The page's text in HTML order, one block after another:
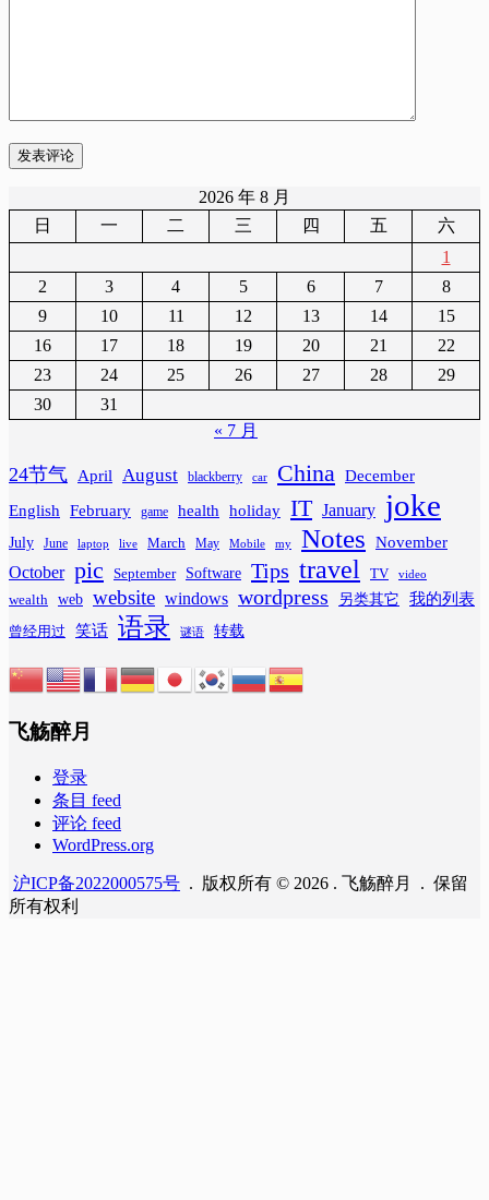
发表评论
2026 年 8 月
日
一 二 三 四 五
六
1
2
3 4 5 6 7
8
9
10 11 12 13 14
15
16
17 18 19 20 21
22
23
24 25 26 27 28
29
30
31
« 7 月
24节气 April August blackberry car China December
English February game health holiday IT January joke
July June laptop live March May Mobile my Notes November
October pic September Software Tips travel TV video
wealth web website windows wordpress 另类其它 我的列表
曾经用过 笑话 语录 谜语 转载
飞觞醉月
登录
条目 feed
评论 feed
WordPress.org
沪ICP备2022000575号 . 版权所有 © 2026 . 飞觞醉月 . 保留
所有权利